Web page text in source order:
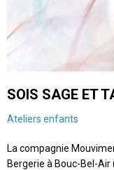
SOIS SAGE ET
Ateliers enfants
La compagnie
Bergerie à Bouc-Bel-Air